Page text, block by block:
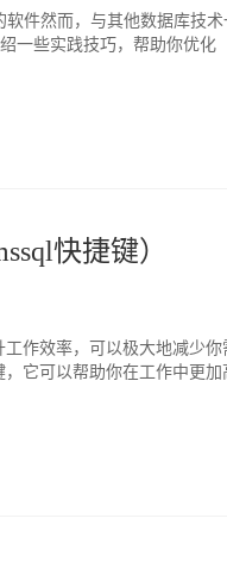
软件然而，与其他数据库技术
一些实践技巧，帮助你优化
快捷键）
作效率，可以极大地减少你
它可以帮助你在工作中更加